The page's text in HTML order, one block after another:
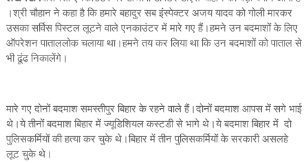
।श्री चौहान ने कहा है कि हमारे बहादुर सब इंस्पेक्टर अजय यादव को गोली मारकर
उसका सर्विस पिस्टल लूटने वाले एनकाउंटर में मारे गए हैं।हमने उन बदमाशों के लिए
ऑपरेशन पाताललोक चलाया था।हमने तय कर लिया था कि उन बदमाशों को पाताल से
भी ढूंढ निकालेंगे।
मारे गए दोनों बदमाश समस्तीपुर बिहार के रहने वाले हैं।दोनों बदमाश आपस में सगे भाई
थे।ये तीनों बदमाश बिहार में ज्यूडिशियल कस्टडी से भागे थे।ये बदमाश बिहार में दो
पुलिसकर्मियों की हत्या कर चुके थे।बिहार में तीन पुलिसकर्मियों के सरकारी असलहे
लूट चुके थे।